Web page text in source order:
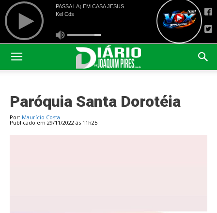
Paróquia Santa Dorotéia
Por: Maurício Costa
Publicado em 29/11/2022 às 11h25